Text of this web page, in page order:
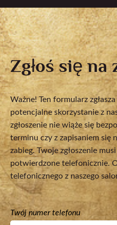
Zgłoś się na
Ważne! Ten formularz
potencjalne skorzystanie z
zgłoszenie nie wiąże się
terminu czy z zapisaniem się
zabieg. Twoje zgłoszenie
potwierdzone telefonicznie.
telefonicznego z naszego
Twój numer telefonu